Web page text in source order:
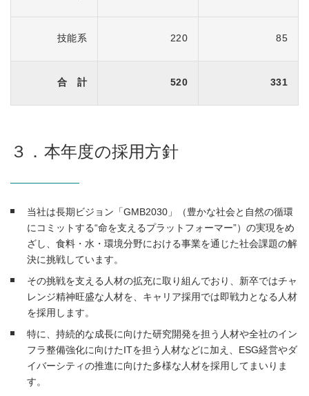
技能系 220 85
合 計 520 331
３．本年度の採用方針
当社は長期ビジョン「GMB2030」（豊かな社会と自然の循環
にコミットする“命を支えるプラットフォーマー”）の実現をめ
ざし、食料・水・環境分野における事業を通じた社会課題の解
決に挑戦しています。
その挑戦を支える人材の拡充に取り組んでおり、新卒ではチャ
レンジ精神旺盛な人材を、キャリア採用では即戦力となる人材
を採用します。
特に、持続的な成長に向けた研究開発を担う人材や全社のイン
フラ整備強化に向けたITを担う人材などに加え、ESG経営やダ
イバーシティの推進に向けた多様な人材を採用してまいりま
す。